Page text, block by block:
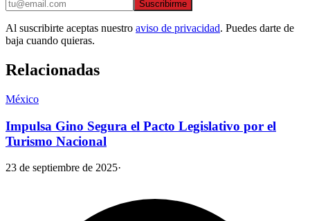
Suscribirme
Al suscribirte aceptas nuestro aviso de privacidad. Puedes darte de
baja cuando quieras.
Relacionadas
México
Impulsa Gino Segura el Pacto Legislativo por el
Turismo Nacional
23 de septiembre de 2025·